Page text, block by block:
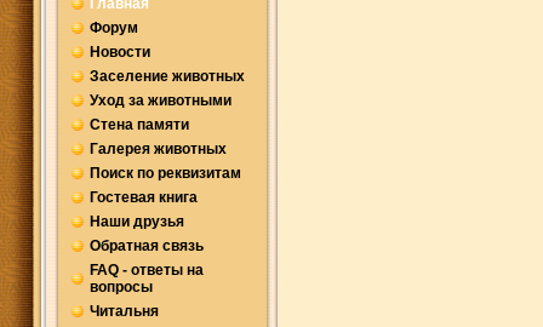
Главная
Форум
Новости
Заселение животных
Уход за животными
Стена памяти
Галерея животных
Поиск по реквизитам
Гостевая книга
Наши друзья
Обратная связь
FAQ - ответы на
вопросы
Читальня